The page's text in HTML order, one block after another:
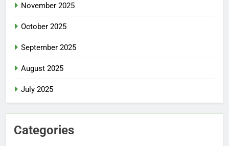
November 2025
October 2025
September 2025
August 2025
July 2025
Categories